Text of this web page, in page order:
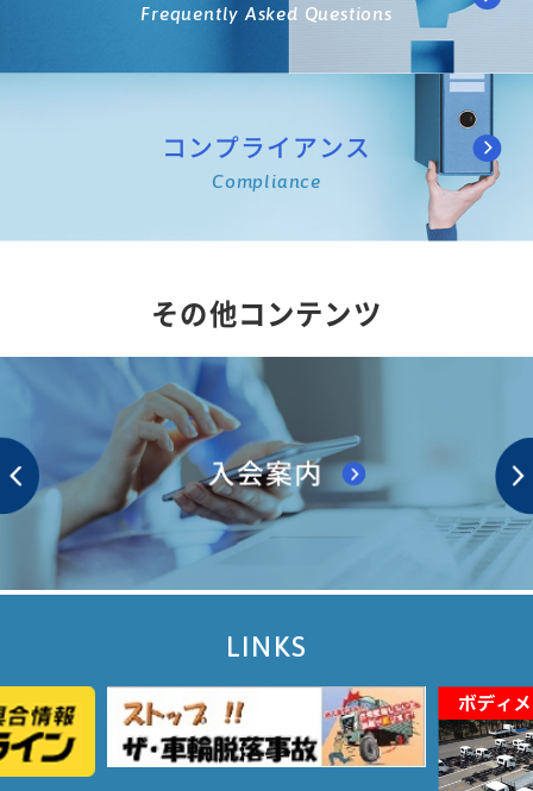
Frequently Asked Questions
コンプライアンス
Compliance
その他コンテンツ
LINKS